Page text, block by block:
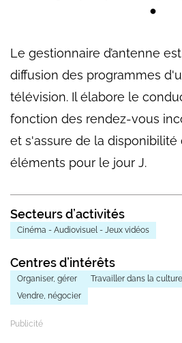
Le gestionnaire d’antenne
diffusion des programmes
télévision. Il élabore le
fonction des rendez-vous
et s'assure de la disponibilité
éléments pour le jour J.
Secteurs d’activités
Cinéma - Audiovisuel - Jeux vidéos
Centres d’intérêts
Organiser, gérer
Travailler dans la
Vendre, négocier